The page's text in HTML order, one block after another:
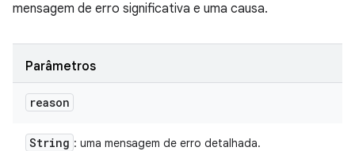
mensagem de erro significativa e uma causa.
Parâmetros
reason
String : uma mensagem de erro detalhada.